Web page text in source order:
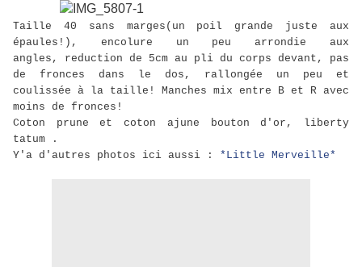
Taille 40 sans marges(un poil grande juste aux
épaules!), encolure un peu arrondie aux
angles, reduction de 5cm au pli du corps devant, pas
de fronces dans le dos, rallongée un peu et
coulissée à la taille! Manches mix entre B et R avec
moins de fronces!
Coton prune et coton ajune bouton d'or, liberty
tatum .
Y'a d'autres photos ici aussi : *Little Merveille*